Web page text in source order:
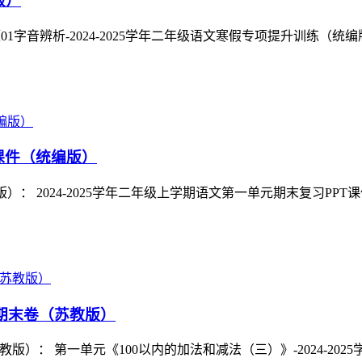
字音辨析-2024-2025学年二年级语文寒假专项提升训练（统
（统编版）
： 2024-2025学年二年级上学期语文第一单元期末复习PPT
卷（苏教版）
版）： 第一单元《100以内的加法和减法（三）》-2024-